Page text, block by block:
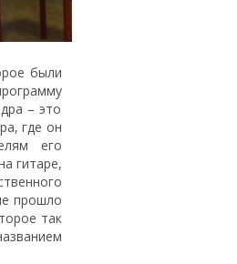
были
– это
где он
его
гитаре,
прошло
так